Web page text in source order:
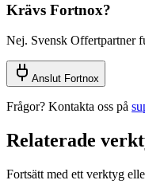
Krävs Fortnox?
Nej. Svensk Offertpartner
Anslut Fortnox
Frågor? Kontakta oss på
Relaterade
Fortsätt med ett verktyg